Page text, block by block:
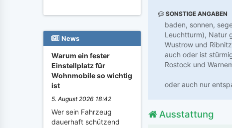
News
Warum ein fester
Einstellplatz für
Wohnmobile so wichtig
ist
5. August 2026 18:42
Wer sein Fahrzeug
dauerhaft schützend
SONSTIGE ANGABEN
baden, sonnen,
Leuchtturm), Natur
Wustrow und
auch oder ist
Rostock und
oder auch nur
Ausstattung